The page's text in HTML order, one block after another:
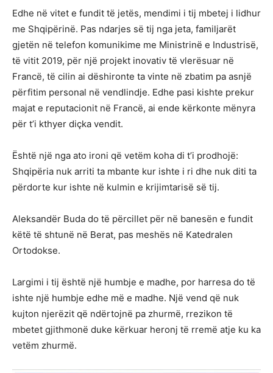
Edhe në vitet e fundit të jetës, mendimi i tij mbetej i lidhur
me Shqipërinë. Pas ndarjes së tij nga jeta, familjarët
gjetën në telefon komunikime me Ministrinë e Industrisë,
të vitit 2019, për një projekt inovativ të vlerësuar në
Francë, të cilin ai dëshironte ta vinte në zbatim pa asnjë
përfitim personal në vendlindje. Edhe pasi kishte prekur
majat e reputacionit në Francë, ai ende kërkonte mënyra
për t’i kthyer diçka vendit.
Është një nga ato ironi që vetëm koha di t’i prodhojë:
Shqipëria nuk arriti ta mbante kur ishte i ri dhe nuk diti ta
përdorte kur ishte në kulmin e krijimtarisë së tij.
Aleksandër Buda do të përcillet për në banesën e fundit
këtë të shtunë në Berat, pas meshës në Katedralen
Ortodokse.
Largimi i tij është një humbje e madhe, por harresa do të
ishte një humbje edhe më e madhe. Një vend që nuk
kujton njerëzit që ndërtojnë pa zhurmë, rrezikon të
mbetet gjithmonë duke kërkuar heronj të rremë atje ku ka
vetëm zhurmë.